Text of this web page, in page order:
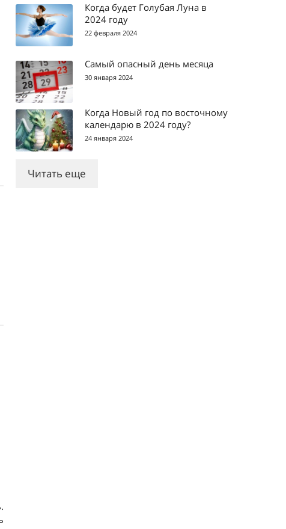
Когда будет Голубая Луна в
2024 году
22 февраля 2024
Самый опасный день месяца
30 января 2024
Когда Новый год по восточному
календарю в 2024 году?
24 января 2024
Читать еще